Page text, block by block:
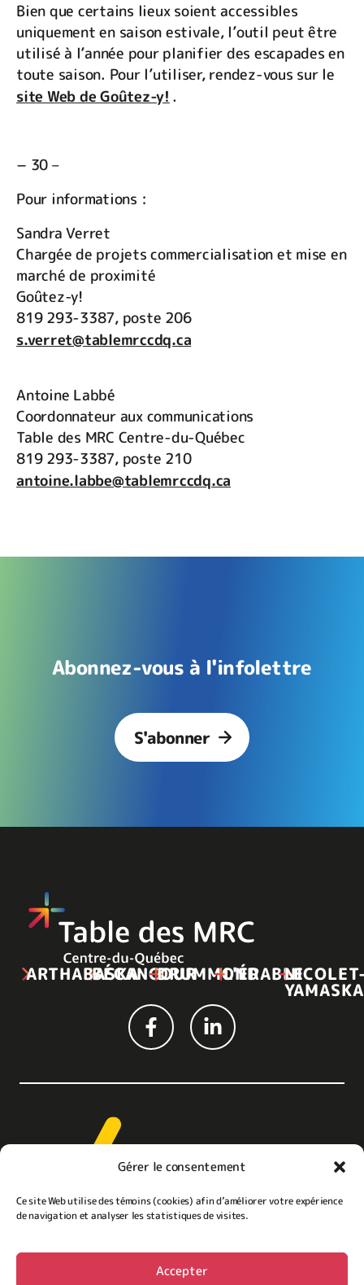
Gérer le consentement
Ce site Web utilise des témoins (cookies) afin d’améliorer votre expérience
de navigation et analyser les statistiques de visites.
Accepter
Bien que certains lieux soient accessibles
uniquement en saison estivale, l’outil peut être
utilisé à l’année pour planifier des escapades en
toute saison. Pour l’utiliser, rendez-vous sur le
site Web de Goûtez-y! .
− 30 –
Pour informations :
Sandra Verret
Chargée de projets commercialisation et mise en
marché de proximité
Goûtez-y!
819 293-3387, poste 206
s.verret@tablemrccdq.ca
Antoine Labbé
Coordonnateur aux communications
Table des MRC Centre-du-Québec
819 293-3387, poste 210
antoine.labbe@tablemrccdq.ca
Abonnez-vous à l'infolettre
S'abonner
ARTHABASKABÉCANCOURDRUMMONDL'ÉRABLE
YAMASKA
Découvrez la région